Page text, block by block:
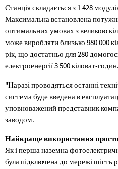
Станція складається з 1 428
Максимальна встановлена
оптимальних умовах з великою
може виробляти близько 980 000
рік, що достатньо для 280
електроенергії 3 500 кіловат-годин.
"Наразі проводяться останні
система буде введена в
уповноважений представник
заводом.
Найкраще використання
Як і перша наземна
була підключена до мережі шість